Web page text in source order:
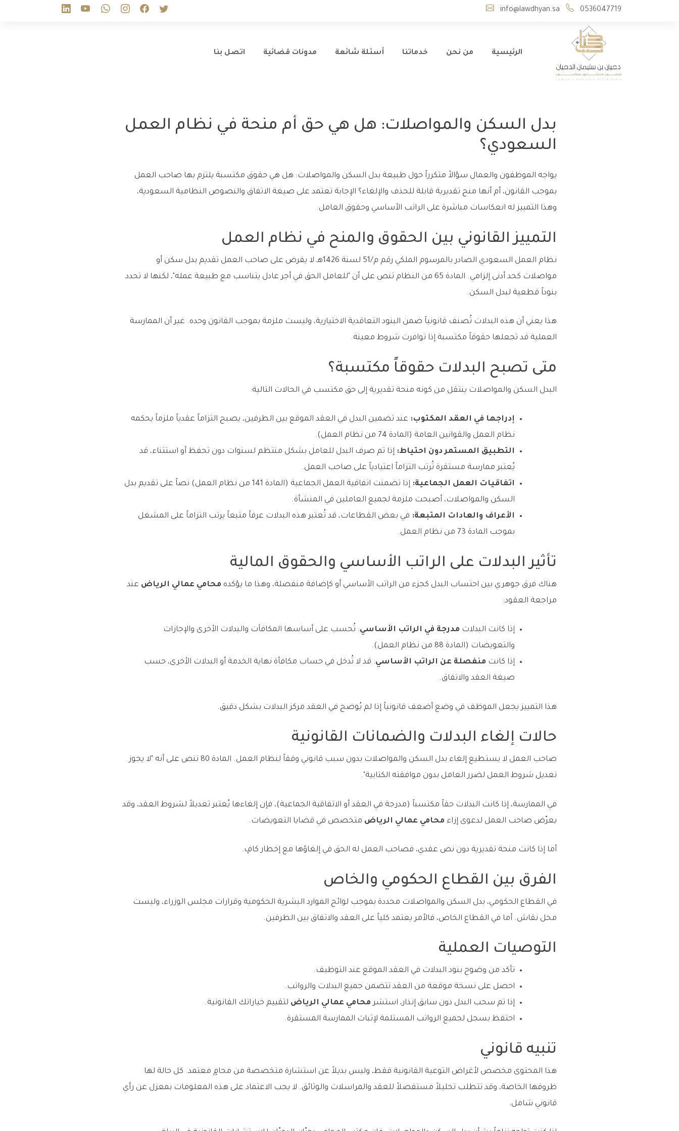
0536047719
info@lawdhyan.sa
الرئيسية من نحن خدماتنا أسئلة شائعة مدونات قضائية اتصل بنا
بدل السكن والمواصلات: هل هي حق أم منحة في نظام العمل
السعودي؟
يواجه الموظفون والعمال سؤالاً متكرراً حول طبيعة بدل السكن والمواصلات: هل هي حقوق مكتسبة يلتزم بها صاحب العمل
بموجب القانون، أم أنها منح تقديرية قابلة للحذف والإلغاء؟ الإجابة تعتمد على صيغة الاتفاق والنصوص النظامية السعودية،
وهذا التمييز له انعكاسات مباشرة على الراتب الأساسي وحقوق العامل.
التمييز القانوني بين الحقوق والمنح في نظام العمل
نظام العمل السعودي الصادر بالمرسوم الملكي رقم م/51 لسنة 1426هـ لا يفرض على صاحب العمل تقديم بدل سكن أو
مواصلات كحد أدنى إلزامي. المادة 65 من النظام تنص على أن "للعامل الحق في أجر عادل يتناسب مع طبيعة عمله"، لكنها لا تحدد
بنوداً قطعية لبدل السكن.
هذا يعني أن هذه البدلات تُصنف قانونياً ضمن البنود التعاقدية الاختيارية، وليست ملزمة بموجب القانون وحده. غير أن الممارسة
العملية قد تجعلها حقوقاً مكتسبة إذا توافرت شروط معينة.
متى تصبح البدلات حقوقاً مكتسبة؟
البدل السكن والمواصلات ينتقل من كونه منحة تقديرية إلى حق مكتسب في الحالات التالية:
إدراجها في العقد المكتوب: عند تضمين البدل في العقد الموقع بين الطرفين، يصبح التزاماً عقدياً ملزماً يحكمه
نظام العمل والقوانين العامة (المادة 74 من نظام العمل).
التطبيق المستمر دون احتياط: إذا تم صرف البدل للعامل بشكل منتظم لسنوات دون تحفظ أو استثناء، قد
يُعتبر ممارسة مستقرة تُرتب التزاماً اعتيادياً على صاحب العمل.
اتفاقيات العمل الجماعية:
إذا تضمنت اتفاقية العمل الجماعية (المادة 141 من نظام العمل) نصاً على تقديم بدل
السكن والمواصلات، أصبحت ملزمة لجميع العاملين في المنشأة.
الأعراف والعادات المتبعة: في بعض القطاعات، قد تُعتبر هذه البدلات عرفاً متبعاً يرتب التزاماً على المشغل
بموجب المادة 73 من نظام العمل.
تأثير البدلات على الراتب الأساسي والحقوق المالية
هناك فرق جوهري بين احتساب البدل كجزء من الراتب الأساسي أو كإضافة منفصلة، وهذا ما يؤكده محامي عمالي الرياض عند
مراجعة العقود:
إذا كانت البدلات مدرجة في الراتب الأساسي: تُحسب على أساسها المكافآت والبدلات الأخرى والإجازات
والتعويضات (المادة 88 من نظام العمل).
إذا كانت منفصلة عن الراتب الأساسي: قد لا تُدخل في حساب مكافأة نهاية الخدمة أو البدلات الأخرى، حسب
صيغة العقد والاتفاق.
هذا التمييز يجعل الموظف في وضع أضعف قانونياً إذا لم يُوضح في العقد مركز البدلات بشكل دقيق.
حالات إلغاء البدلات والضمانات القانونية
صاحب العمل لا يستطيع إلغاء بدل السكن والمواصلات بدون سبب قانوني وفقاً لنظام العمل. المادة 80 تنص على أنه "لا يجوز
تعديل شروط العمل لضرر العامل بدون موافقته الكتابية".
في الممارسة، إذا كانت البدلات حقاً مكتسباً (مدرجة في العقد أو الاتفاقية الجماعية)، فإن إلغاءها يُعتبر تعديلاً لشروط العقد، وقد
يعرّض صاحب العمل لدعوى إزاء محامي عمالي الرياض متخصص في قضايا التعويضات.
أما إذا كانت منحة تقديرية دون نص عقدي، فصاحب العمل له الحق في إلغاؤها مع إخطار كافٍ.
الفرق بين القطاع الحكومي والخاص
في القطاع الحكومي، بدل السكن والمواصلات محددة بموجب لوائح الموارد البشرية الحكومية وقرارات مجلس الوزراء، وليست
محل نقاش. أما في القطاع الخاص، فالأمر يعتمد كلياً على العقد والاتفاق بين الطرفين.
التوصيات العملية
تأكد من وضوح بنود البدلات في العقد الموقع عند التوظيف.
احصل على نسخة موقعة من العقد تتضمن جميع البدلات والرواتب.
إذا تم سحب البدل دون سابق إنذار، استشر محامي عمالي الرياض لتقييم خياراتك القانونية.
احتفظ بسجل لجميع الرواتب المستلمة لإثبات الممارسة المستقرة.
تنبيه قانوني
هذا المحتوى مخصص لأغراض التوعية القانونية فقط، وليس بديلاً عن استشارة متخصصة من محامٍ معتمد. كل حالة لها
ظروفها الخاصة، وقد تتطلب تحليلاً مستفصلاً للعقد والمراسلات والوثائق. لا يجب الاعتماد على هذه المعلومات بمعزل عن رأي
قانوني شامل.